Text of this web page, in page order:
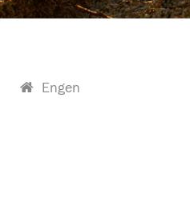
Engen